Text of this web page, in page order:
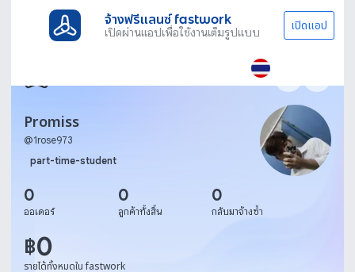
จ้างฟรีแลนซ์ fastwork
เปิดผ่านแอปเพื่อใช้งานเต็มรูปแบบ เปิดแอป
Promiss
@1rose973
part-time-student
0
ออเดอร์
0
ลูกค้าทั้งสิ้น
0
กลับมาจ้างซ้ำ
฿0
รายได้ทั้งหมดใน fastwork